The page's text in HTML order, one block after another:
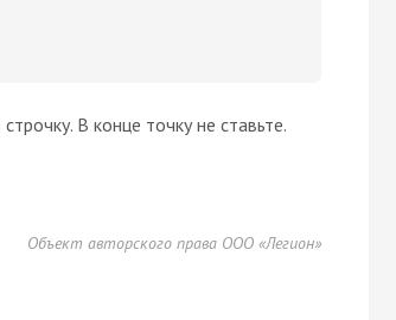
В конце точку не ставьте.
Объект авторского права ООО «Легион»